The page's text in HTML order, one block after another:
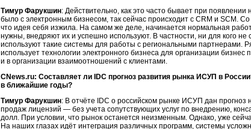
Тимур Фарукшин: Действительно, как это часто бывает при
было с электронным бизнесом, так сейчас происходит с CRM и SCM.
что идея себя изжила. На самом же деле, начинается нормальная
нужны, внедряют их и успешно используют. В частности, ни для кого
используют такие системы для работы с региональными партнерами.
использует технологии электронного бизнеса для организации
и в организации взаимоотношений с клиентами.
CNews.ru: Составляет ли IDC прогноз развития рынка ИСУП в
в ближайшие годы?
Тимур Фарукшин: В отчёте IDC о российском рынке ИСУП дан прогноз
продаж лицензий — без учета сопутствующих услуг по внедрению,
долл. При условии, что рынок останется неизменным. Однако, уже
На наших глазах идёт интеграция различных программ, системы